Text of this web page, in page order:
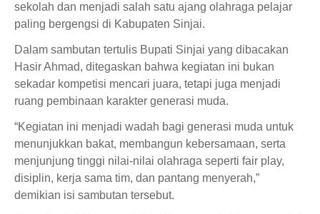
sekolah dan menjadi salah satu ajang olahraga pelajar
paling bergengsi di Kabupaten Sinjai.
Dalam sambutan tertulis Bupati Sinjai yang dibacakan
Hasir Ahmad, ditegaskan bahwa kegiatan ini bukan
sekadar kompetisi mencari juara, tetapi juga menjadi
ruang pembinaan karakter generasi muda.
“Kegiatan ini menjadi wadah bagi generasi muda untuk
menunjukkan bakat, membangun kebersamaan, serta
menjunjung tinggi nilai-nilai olahraga seperti fair play,
disiplin, kerja sama tim, dan pantang menyerah,”
demikian isi sambutan tersebut.